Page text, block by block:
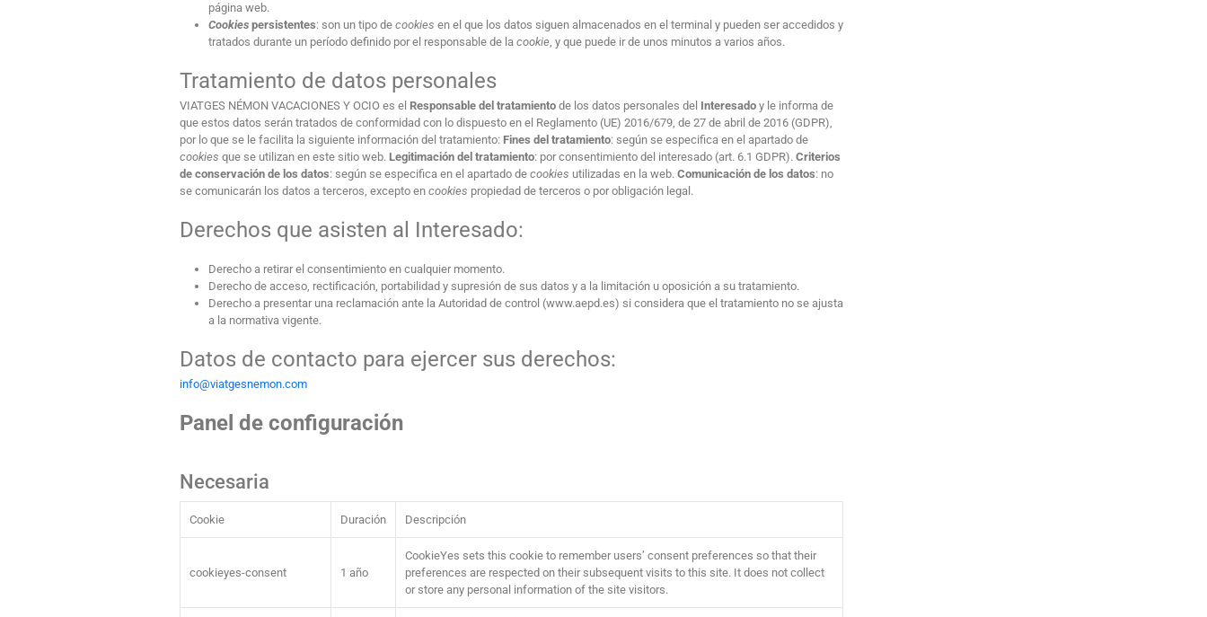
página web.
Cookiespersistentes: son un tipo de cookies en el que los datos siguen almacenados en el terminal y pueden ser accedidos y
tratados durante un período definido por el responsable de la cookie, y que puede ir de unos minutos a varios años.
Tratamiento de datos personales
VIATGES NÉMON VACACIONES Y OCIO es el Responsable del tratamiento de los datos personales del Interesado y le informa de
que estos datos serán tratados de conformidad con lo dispuesto en el Reglamento (UE) 2016/679, de 27 de abril de 2016 (GDPR),
por lo que se le facilita la siguiente información del tratamiento: Fines del tratamiento: según se especifica en el apartado de
cookies que se utilizan en este sitio web. Legitimación del tratamiento: por consentimiento del interesado (art. 6.1 GDPR). Criterios
de conservación de los datos: según se especifica en el apartado de cookies utilizadas en la web. Comunicación de los datos: no
se comunicarán los datos a terceros, excepto en cookies propiedad de terceros o por obligación legal.
Derechos que asisten al Interesado:
Derecho a retirar el consentimiento en cualquier momento.
Derecho de acceso, rectificación, portabilidad y supresión de sus datos y a la limitación u oposición a su tratamiento.
Derecho a presentar una reclamación ante la Autoridad de control (www.aepd.es) si considera que el tratamiento no se ajusta
a la normativa vigente.
Datos de contacto para ejercer sus derechos:
info@viatgesnemon.com
Panel de configuración
Necesaria
Cookie Duración Descripción
cookieyes-consent 1 año
CookieYes sets this cookie to remember users’ consent preferences so that their
preferences are respected on their subsequent visits to this site. It does not collect
or store any personal information of the site visitors.